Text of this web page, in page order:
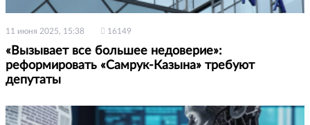
11 июня 2025, 15:38 16149
«Вызывает все большее недоверие»:
реформировать «Самрук-Казына» требуют
депутаты